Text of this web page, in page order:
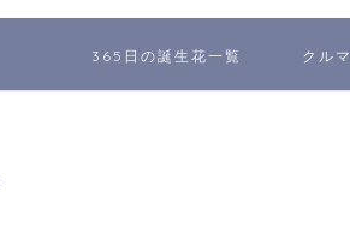
365日の誕生花一覧 クルマ